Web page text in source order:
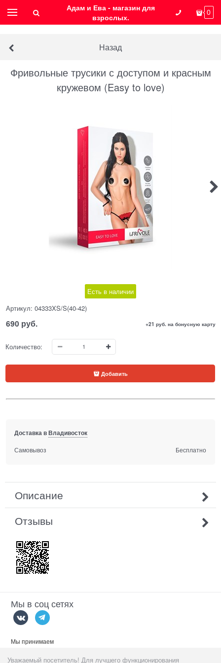
Адам и Ева - магазин для
взрослых.
0
Назад
Фривольные трусики с доступом и красным
кружевом (Easy to love)
Есть в наличии
Артикул: 04333XS/S(40-42)
690 руб. +21 руб. на бонусную карту
Количество:
Добавить
Доставка вВладивосток
Самовывоз Бесплатно
Описание
Отзывы
Мы в соц сетях
Мы принимаем
Уважаемый посетитель! Для лучшего функционирования